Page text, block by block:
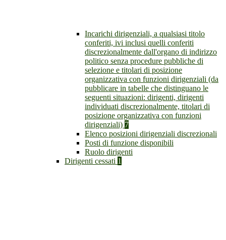
Incarichi dirigenziali, a qualsiasi titolo
conferiti, ivi inclusi quelli conferiti
discrezionalmente dall'organo di indirizzo
politico senza procedure pubbliche di
selezione e titolari di posizione
organizzativa con funzioni dirigenziali (da
pubblicare in tabelle che distinguano le
seguenti situazioni: dirigenti, dirigenti
individuati discrezionalmente, titolari di
posizione organizzativa con funzioni
dirigenziali) 7
Elenco posizioni dirigenziali discrezionali
Posti di funzione disponibili
Ruolo dirigenti
Dirigenti cessati 1